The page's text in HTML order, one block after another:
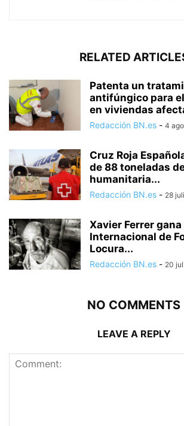
RELATED
Patenta un
antifúngico para
en viviendas
Redacción BN.es - 4
Cruz Roja
de 88 toneladas
humanitaria...
Redacción BN.es - 28
Xavier Ferrer
Internacional de
Locura...
Redacción BN.es - 20
NO COMMENTS
LEAVE A REPLY